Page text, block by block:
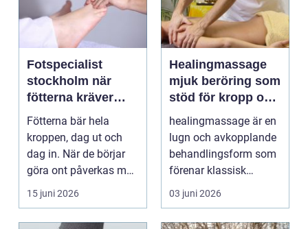
Fotspecialist
stockholm när
fötterna kräver
mer än vanliga
sulor
Fötterna bär hela
kroppen, dag ut och
dag in. När de börjar
göra ont påverkas mer
15 juni 2026
Healingmassage
mjuk beröring som
stöd för kropp och
själ
healingmassage är en
lugn och avkopplande
behandlingsform som
förenar klassisk
massage med
energibas...
03 juni 2026